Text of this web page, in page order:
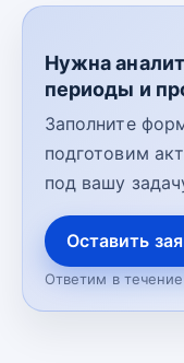
Нужна
периоды и
Заполните
подготовим
под вашу
Оставить
Ответим в